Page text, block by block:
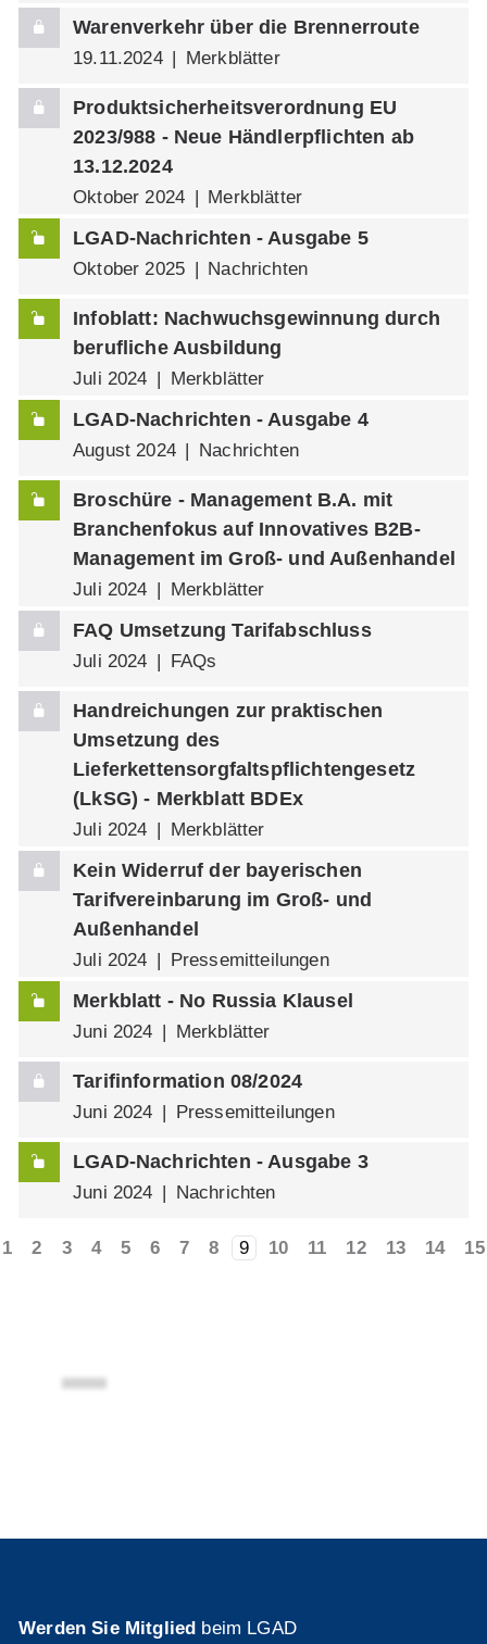
Warenverkehr über die Brennerroute
19.11.2024 Merkblätter
Produktsicherheitsverordnung EU
2023/988 - Neue Händlerpflichten ab
13.12.2024
Oktober 2024 Merkblätter
LGAD-Nachrichten - Ausgabe 5
Oktober 2025 Nachrichten
Infoblatt: Nachwuchsgewinnung durch
berufliche Ausbildung
Juli 2024 Merkblätter
LGAD-Nachrichten - Ausgabe 4
August 2024 Nachrichten
Broschüre - Management B.A. mit
Branchenfokus auf Innovatives B2B-
Management im Groß- und Außenhandel
Juli 2024 Merkblätter
FAQ Umsetzung Tarifabschluss
Juli 2024 FAQs
Handreichungen zur praktischen
Umsetzung des
Lieferkettensorgfaltspflichtengesetz
(LkSG) - Merkblatt BDEx
Juli 2024 Merkblätter
Kein Widerruf der bayerischen
Tarifvereinbarung im Groß- und
Außenhandel
Juli 2024 Pressemitteilungen
Merkblatt - No Russia Klausel
Juni 2024 Merkblätter
Tarifinformation 08/2024
Juni 2024 Pressemitteilungen
LGAD-Nachrichten - Ausgabe 3
Juni 2024 Nachrichten
1 2 3 4 5 6 7 8 9 10 11 12 13 14 15
Werden Sie Mitglied beim LGAD